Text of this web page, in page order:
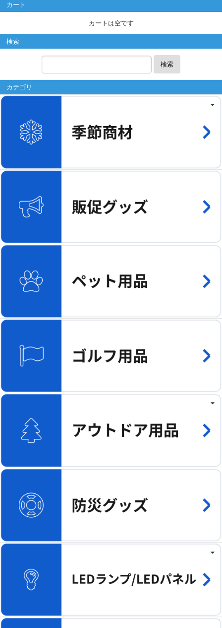
カート
カートは空です
検索
検索
カテゴリ